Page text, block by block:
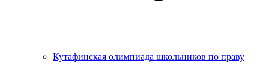
Кутафинская олимпиада школьников по праву